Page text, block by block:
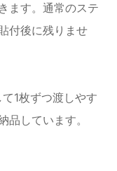
ます。通常のステ
付後に残りませ
1枚ずつ渡しやす
品しています。